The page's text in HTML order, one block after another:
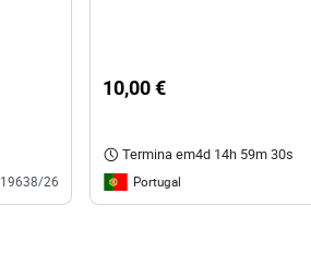
19638/26
10,00 €
Termina em4d 14h 59m 29s
Portugal